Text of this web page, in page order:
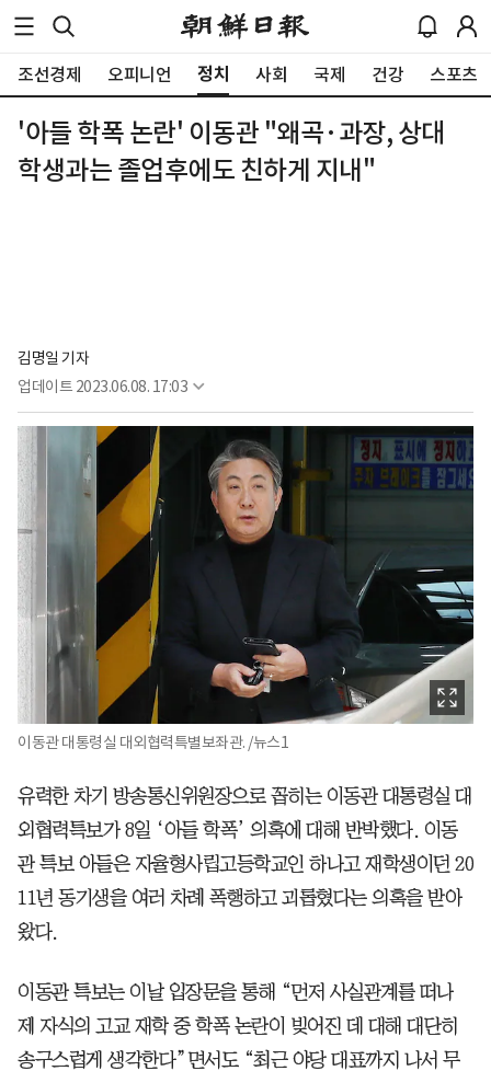
조선경제 오피니언 정치 사회 국제 건강 스포츠
'아들 학폭 논란' 이동관 "왜곡·과장, 상대
학생과는 졸업후에도 친하게 지내"
김명일 기자
업데이트 2023.06.08. 17:03
이동관 대통령실 대외협력특별보좌관. /뉴스1
유력한 차기 방송통신위원장으로 꼽히는 이동관 대통령실 대
외협력특보가 8일 ‘아들 학폭’ 의혹에 대해 반박했다. 이동
관 특보 아들은 자율형사립고등학교인 하나고 재학생이던 20
11년 동기생을 여러 차례 폭행하고 괴롭혔다는 의혹을 받아
왔다.
이동관 특보는 이날 입장문을 통해 “먼저 사실관계를 떠나
제 자식의 고교 재학 중 학폭 논란이 빚어진 데 대해 대단히
송구스럽게 생각한다”면서도 “최근 야당 대표까지 나서 무